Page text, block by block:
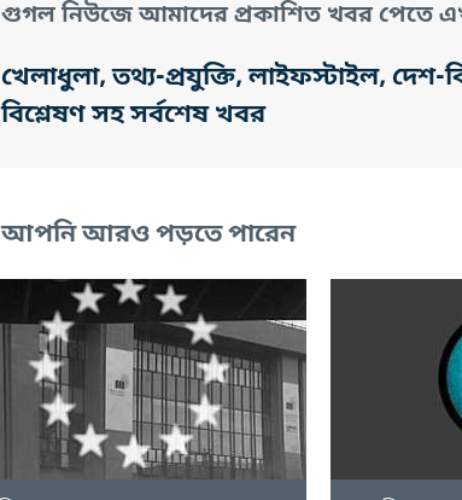
গুগল নিউজে আমাদের প্রকাশিত খবর পেতে
খেলাধুলা, তথ্য-প্রযুক্তি, লাইফস্টাইল, দেশ-
বিশ্লেষণ সহ সর্বশেষ খবর
আপনি আরও পড়তে পারেন